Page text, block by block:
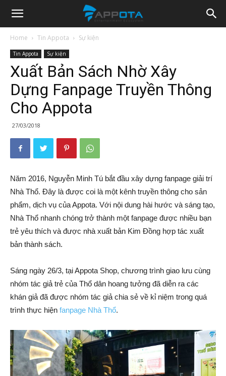
Appota
News
Home Tin Appota Sự kiện
Tin Appota Sự kiện
Xuất Bản Sách Nhờ Xây
Dựng Fanpage Truyền Thông
Cho Appota
27/03/2018
Năm 2016, Nguyễn Minh Tú bắt đầu xây dựng fanpage giải trí
Nhà Thổ. Đây là được coi là một kênh truyền thông cho sản
phẩm, dịch vụ của Appota. Với nội dung hài hước và sáng tạo,
Nhà Thổ nhanh chóng trở thành một fanpage được nhiều bạn
trẻ yêu thích và được nhà xuất bản Kim Đồng hợp tác xuất
bản thành sách.
Sáng ngày 26/3, tại Appota Shop, chương trình giao lưu cùng
nhóm tác giả trẻ của Thổ dân hoang tưởng đã diễn ra các
khán giả đã được nhóm tác giả chia sẻ về kỉ niệm trong quá
trình thực hiện fanpage Nhà Thổ.